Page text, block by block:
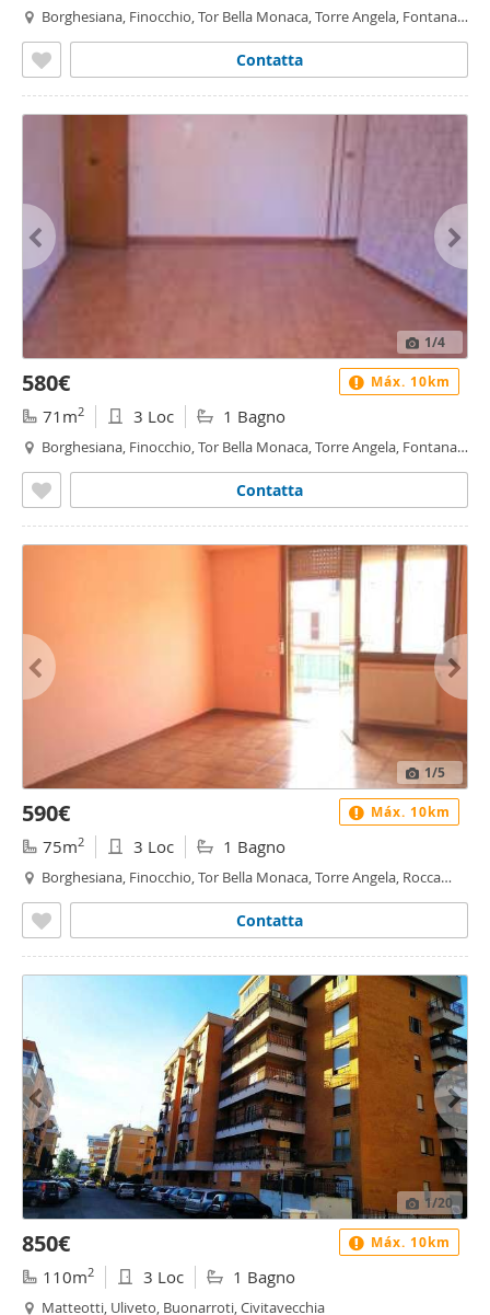
Borghesiana, Finocchio, Tor Bella Monaca, Torre Angela, Fontana
Contatta
1/4
580€
71m2 3 Loc 1 Bagno
Borghesiana, Finocchio, Tor Bella Monaca, Torre Angela, Fontana
Contatta
Máx. 10km
1/5
590€
75m2 3 Loc 1 Bagno
Borghesiana, Finocchio, Tor Bella Monaca, Torre Angela, Rocca
Contatta
Máx. 10km
1/20
850€
110m2 3 Loc 1 Bagno
Matteotti, Uliveto, Buonarroti, Civitavecchia
Máx. 10km